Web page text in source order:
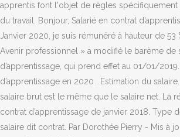
apprentis font l'objet de règles
du travail. Bonjour, Salarié en contrat
Janvier 2020, je suis rémunéré à hauteur de 53
Avenir professionnel » a modifié le barème de
d’apprentissage, qui prend effet au 01/01/
d’apprentissage en 2020 . Estimation du
salaire brut est le même que le salaire net. La
contrat d’apprentissage de janvier 2018. Type
salaire dit contrat. Par Dorothée Pierry - Mis à